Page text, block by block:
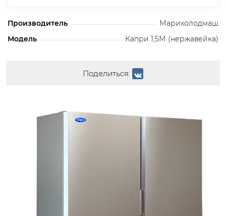
Производитель
Марихолодмаш
Модель
Капри 1,5М (нержавейка)
Поделиться: